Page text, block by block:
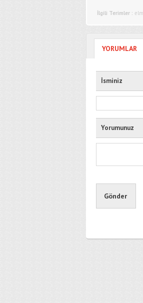
İlgili Terimler :
YORUMLAR
İsminiz
Yorumunuz